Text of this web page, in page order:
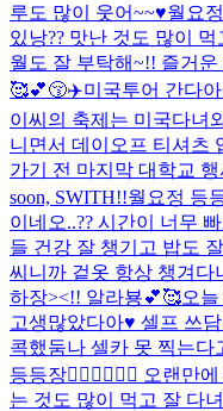
루도 많이 웃어~~♥️월요
있낭?? 맛난 것도 많이
월도 잘 부탁해~!! 즐거운
🥰💕😚✈️미국투어 간다
이씨의 축제는 미국다녀
니면서 데이오프 티셔츠
가기 전 마지막 대학교
soon, SWITH!!월요정 등
이네오..?? 시간이 너무
들 건강 잘 챙기고 밥도
씨니까 겉옷 항상 챙겨다
하장><!! 알라뵹💕🥰오
고생많았다아♥️ 셀프 쓰
콕했둠나 셀카 못 찍는
등등장🧚🏻‍♀️🧚🏻‍♀️ 오랜만
는 것도 많이 먹고 잘 다